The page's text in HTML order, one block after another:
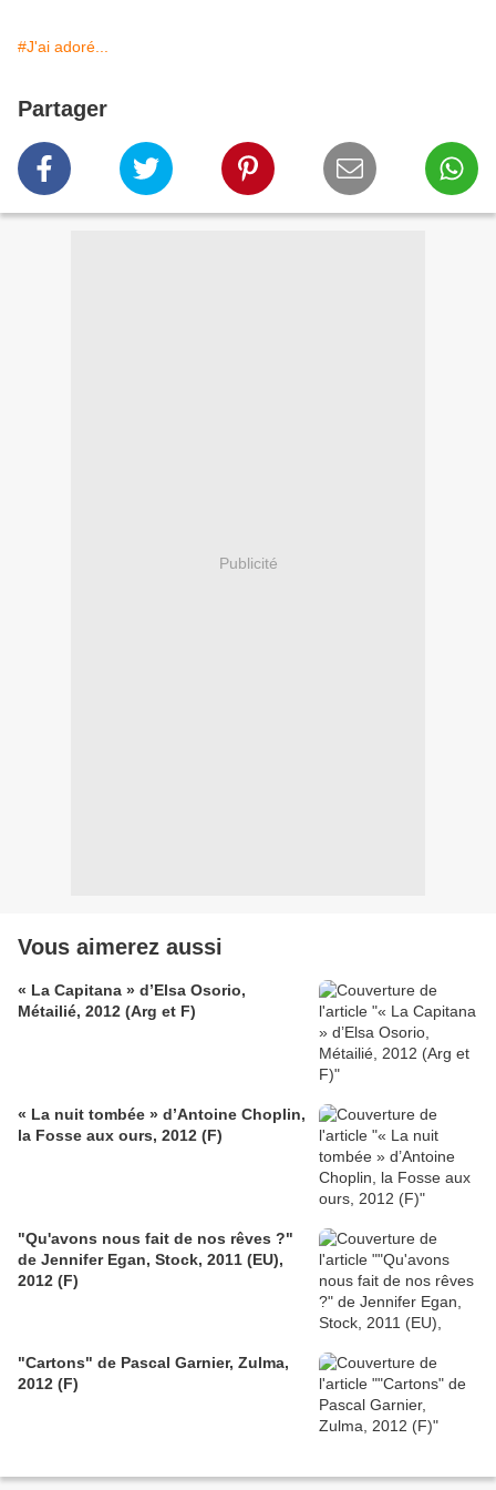
#J'ai adoré...
Partager
Publicité
Vous aimerez aussi
« La Capitana » d’Elsa Osorio,
Métailié, 2012 (Arg et F)
« La nuit tombée » d’Antoine Choplin,
la Fosse aux ours, 2012 (F)
"Qu'avons nous fait de nos rêves ?"
de Jennifer Egan, Stock, 2011 (EU),
2012 (F)
"Cartons" de Pascal Garnier, Zulma,
2012 (F)